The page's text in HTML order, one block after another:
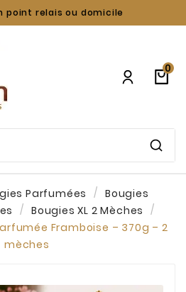
point relais ou domicile
0
Parfumées
Bougies
Bougies XL 2 Mèches
Framboise – 370g – 2
mèches